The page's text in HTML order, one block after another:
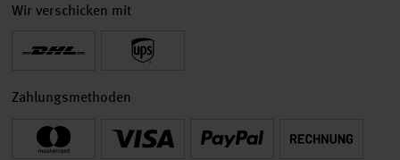
Wir verschicken mit
Zahlungsmethoden